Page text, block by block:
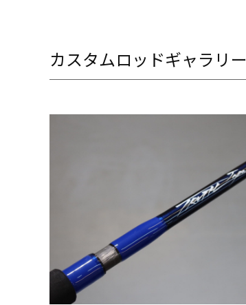
カスタムロッドギャラリー